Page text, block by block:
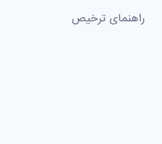
راهنمای ترخیص